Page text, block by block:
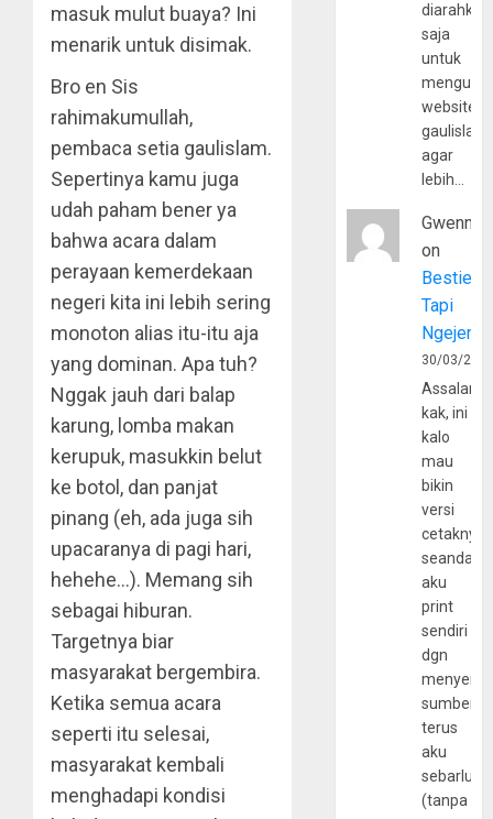
masuk mulut buaya? Ini
menarik untuk disimak.
Bro en Sis
rahimakumullah,
pembaca setia gaulislam.
Sepertinya kamu juga
udah paham bener ya
bahwa acara dalam
perayaan kemerdekaan
negeri kita ini lebih sering
monoton alias itu-itu aja
yang dominan. Apa tuh?
Nggak jauh dari balap
karung, lomba makan
kerupuk, masukkin belut
ke botol, dan panjat
pinang (eh, ada juga sih
upacaranya di pagi hari,
hehehe…). Memang sih
sebagai hiburan.
Targetnya biar
masyarakat bergembira.
Ketika semua acara
seperti itu selesai,
masyarakat kembali
menghadapi kondisi
diarahkan
saja
untuk
website
agar
lebih…
Gwenny
on
Bestie
Tapi
30/03/
kak, ini
kalo
mau
bikin
versi
cetaknya
aku
print
sendiri
dgn
sumber
terus
aku
(tanpa